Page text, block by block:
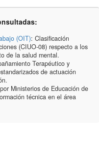
(OIT): Clasificación
(CIUO-08) respecto a los
de la salud mental.
Terapéutico y
de actuación
Ministerios de Educación de
técnica en el área